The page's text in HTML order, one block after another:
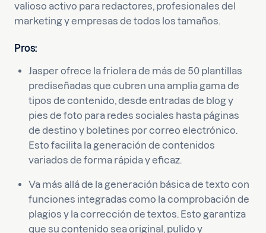
valioso activo para redactores, profesionales del
marketing y empresas de todos los tamaños.
Pros:
Jasper ofrece la friolera de más de 50 plantillas
prediseñadas que cubren una amplia gama de
tipos de contenido, desde entradas de blog y
pies de foto para redes sociales hasta páginas
de destino y boletines por correo electrónico.
Esto facilita la generación de contenidos
variados de forma rápida y eficaz.
Va más allá de la generación básica de texto con
funciones integradas como la comprobación de
plagios y la corrección de textos. Esto garantiza
que su contenido sea original, pulido y